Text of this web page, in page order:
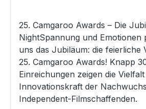
25. Camgaroo Awards – Die
NightSpannung und Emotionen
uns das Jubiläum: die feierliche
25. Camgaroo Awards! Knapp
Einreichungen zeigen die
Innovationskraft der
Independent-Filmschaffenden.